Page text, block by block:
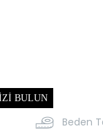
BULUN
Beden